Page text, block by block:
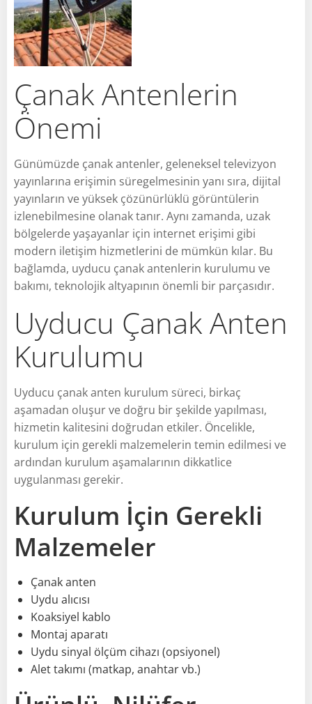
Çanak Antenlerin
Önemi
Günümüzde çanak antenler, geleneksel televizyon
yayınlarına erişimin süregelmesinin yanı sıra, dijital
yayınların ve yüksek çözünürlüklü görüntülerin
izlenebilmesine olanak tanır. Aynı zamanda, uzak
bölgelerde yaşayanlar için internet erişimi gibi
modern iletişim hizmetlerini de mümkün kılar. Bu
bağlamda, uyducu çanak antenlerin kurulumu ve
bakımı, teknolojik altyapının önemli bir parçasıdır.
Uyducu Çanak Anten
Kurulumu
Uyducu çanak anten kurulum süreci, birkaç
aşamadan oluşur ve doğru bir şekilde yapılması,
hizmetin kalitesini doğrudan etkiler. Öncelikle,
kurulum için gerekli malzemelerin temin edilmesi ve
ardından kurulum aşamalarının dikkatlice
uygulanması gerekir.
Kurulum İçin Gerekli
Malzemeler
Çanak anten
Uydu alıcısı
Koaksiyel kablo
Montaj aparatı
Uydu sinyal ölçüm cihazı (opsiyonel)
Alet takımı (matkap, anahtar vb.)